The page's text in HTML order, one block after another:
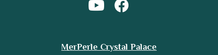
MerPerle Crystal Palace